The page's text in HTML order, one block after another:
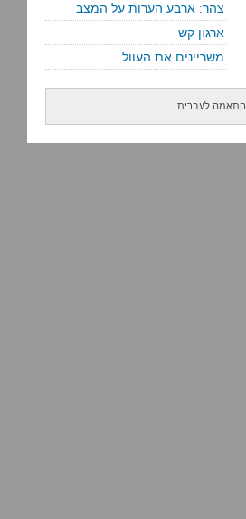
צהר: ארבע הערות על המצב
ארגון קש
משריינים את העוול
התאמה לעברית